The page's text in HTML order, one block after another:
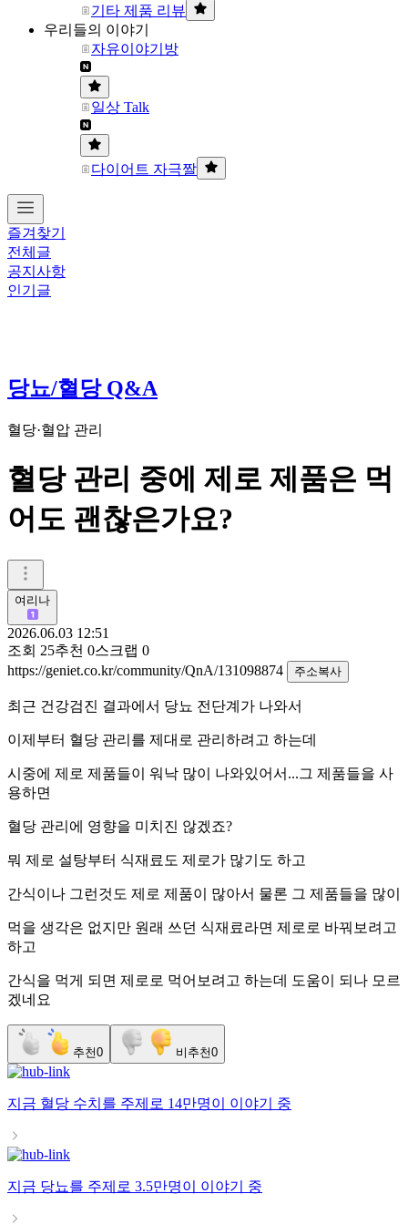
기타 제품 리뷰
우리들의 이야기
자유이야기방
일상 Talk
다이어트 자극짤
즐겨찾기
전체글
공지사항
인기글
당뇨/혈당 Q&A
혈당·혈압 관리
혈당 관리 중에 제로 제품은 먹
어도 괜찮은가요?
여리나
2026.06.03 12:51
조회 25추천 0스크랩 0
https://geniet.co.kr/community/QnA/131098874
주소복사
최근 건강검진 결과에서 당뇨 전단계가 나와서
이제부터 혈당 관리를 제대로 관리하려고 하는데
시중에 제로 제품들이 워낙 많이 나와있어서...그 제품들을 사
용하면
혈당 관리에 영향을 미치진 않겠죠?
뭐 제로 설탕부터 식재료도 제로가 많기도 하고
간식이나 그런것도 제로 제품이 많아서 물론 그 제품들을 많이
먹을 생각은 없지만 원래 쓰던 식재료라면 제로로 바꿔보려고
하고
간식을 먹게 되면 제로로 먹어보려고 하는데 도움이 되나 모르
겠네요
추천0 비추천0
지금 혈당 수치 를 주제로 14만명이 이야기 중
지금 당뇨를 주제로 3.5만명이 이야기 중